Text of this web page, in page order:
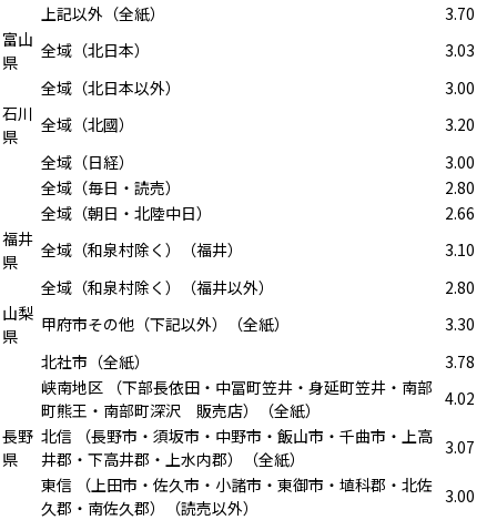
上記以外（全紙）
3.70
富山
県
全域（北日本）
3.03
全域（北日本以外）
3.00
石川
県
全域（北國）
3.20
全域（日経）
3.00
全域（毎日・読売）
2.80
全域（朝日・北陸中日）
2.66
福井
県
全域（和泉村除く）（福井）
3.10
全域（和泉村除く）（福井以外）
2.80
山梨
県
甲府市その他（下記以外）（全紙）
3.30
北社市（全紙）
3.78
峡南地区 （下部長依田・中冨町笠井・身延町笠井・南部
町熊王・南部町深沢 販売店）（全紙）
4.02
長野
県
北信 （長野市・須坂市・中野市・飯山市・千曲市・上高
井郡・下高井郡・上水内郡）（全紙）
3.07
東信 （上田市・佐久市・小諸市・東御市・埴科郡・北佐
久郡・南佐久郡）（読売以外）
3.00